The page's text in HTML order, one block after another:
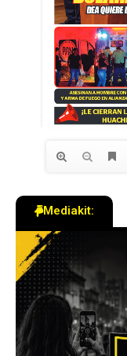
Mediakit: